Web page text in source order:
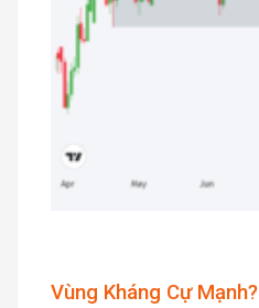
Vùng Kháng Cự Mạnh?